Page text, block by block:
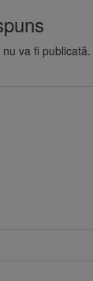
va fi publicată.